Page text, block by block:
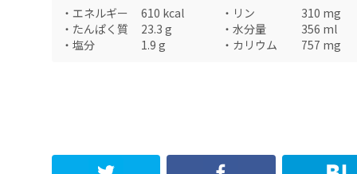
・ エネルギー 610 kcal ・ リン 310 mg
・ たんぱく質 23.3 g ・ 水分量 356 ml
・ 塩分 1.9 g ・ カリウム 757 mg